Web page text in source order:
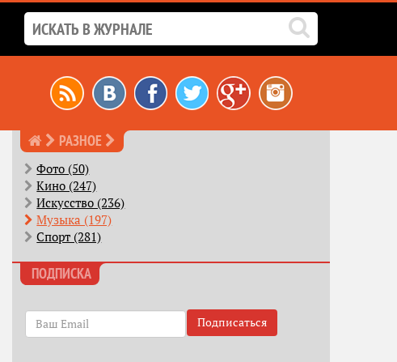
РАЗНОЕ
Фото (50)
Кино (247)
Искусство (236)
Музыка (197)
Спорт (281)
ПОДПИСКА
Подписаться